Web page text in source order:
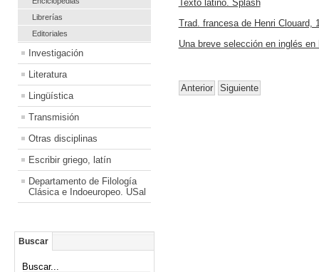
Librerías
Editoriales
Investigación
Literatura
Lingüística
Transmisión
Otras disciplinas
Escribir griego, latín
Departamento de Filología
Clásica e Indoeuropeo. USal
Buscar
Buscar...
Texto latino. Splash
Trad. francesa de Henri Clouard,
Una breve selección en inglés
Anterior Siguiente